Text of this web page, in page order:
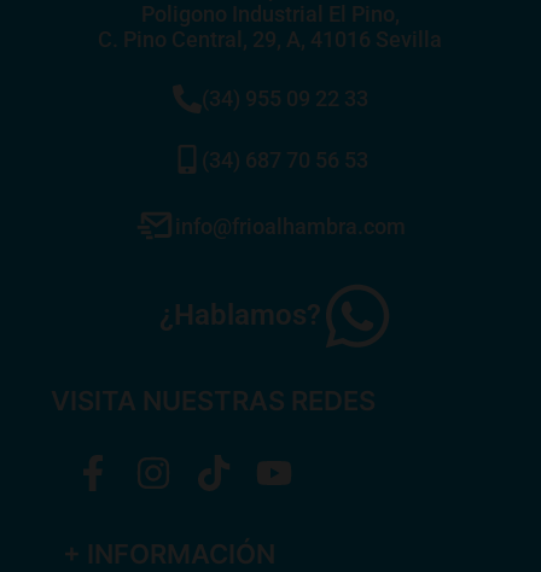
Poligono Industrial El Pino,
C. Pino Central, 29, A, 41016 Sevilla
(34) 955 09 22 33
(34) 687 70 56 53
info@frioalhambra.com
¿Hablamos?
VISITA NUESTRAS REDES
+ INFORMACIÓN